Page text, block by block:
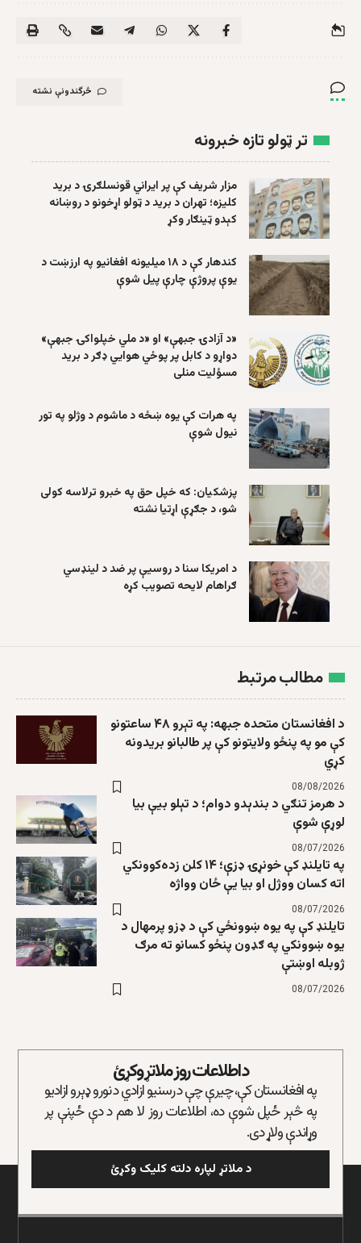
څرگندونې نشته
تر ټولو تازه خبرونه
مزار شریف کې پر ایراني قونسلګرۍ د برید
کلیزه؛ تهران د برید د ټولو اړخونو د روښانه
کېدو ټینګار وکړ
کندهار کې د ۱۸ میلیونه افغانیو په ارزښت د
یوې پروژې چارې پیل شوې
«د آزادۍ جبهې» او «د ملي خپلواکۍ جبهې»
دواړو د کابل پر پوځي هوايي ډګر د برید
مسؤلیت منلی
په هرات کې یوه ښځه د ماشوم د وژلو په تور
نیول شوې
پزشکیان: که خپل حق په خبرو ترلاسه کولی
شو، د جګړې اړتیا نشته
د امریکا سنا د روسیې پر ضد د لینډسي
ګراهام لایحه تصویب کړه
مطالب مرتبط
د افغانستان متحده جبهه: په تېرو ۴۸ ساعتونو
کې مو په پنځو ولایتونو کې پر طالبانو بریدونه
کړي
08/08/2026
د هرمز تنګي د بندېدو دوام؛ د تېلو بیې بیا
لوړې شوې
08/07/2026
په تایلنډ کې خونړۍ ډزې؛ ۱۴ کلن زده‌کوونکي
اته کسان ووژل او بیا یې ځان وواژه
08/07/2026
تایلنډ کې په یوه ښوونځي کې د ډزو پرمهال د
یوه ښوونکي په ګډون پنځو کسانو ته مرګ
ژوبله اوښتې
08/07/2026
د اطلاعات روز ملاتړ وکړئ
په افغانستان کې، چیرې چې د رسنیو ازادي د نورو ډېرو ازادیو
په څېر ځپل شوې ده، اطلاعات روز لا هم د دې ځپنې پر
وړاندې ولاړ دی.
د ملاتړ لپاره دلته کلیک وکړئ